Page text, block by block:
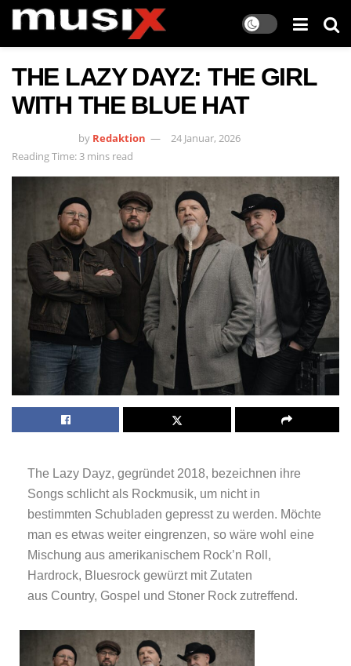
THE LAZY DAYZ: THE GIRL
WITH THE BLUE HAT
by Redaktion
24 Januar, 2026
Reading Time: 3 mins read
The Lazy Dayz, gegründet 2018, bezeichnen ihre
Songs schlicht als Rockmusik, um nicht in
bestimmten Schubladen gepresst zu werden. Möchte
man es etwas weiter eingrenzen, so wäre wohl eine
Mischung aus amerikanischem Rock’n Roll,
Hardrock, Bluesrock gewürzt mit Zutaten
aus Country, Gospel und Stoner Rock zutreffend.